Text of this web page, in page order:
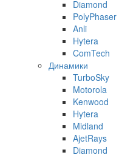
Diamond
PolyPhaser
Anli
Hytera
ComTech
Динамики
TurboSky
Motorola
Kenwood
Hytera
Midland
AjetRays
Diamond